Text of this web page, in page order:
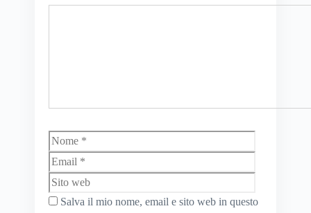
Nome
Salva il mio nome, email e sito web in questo